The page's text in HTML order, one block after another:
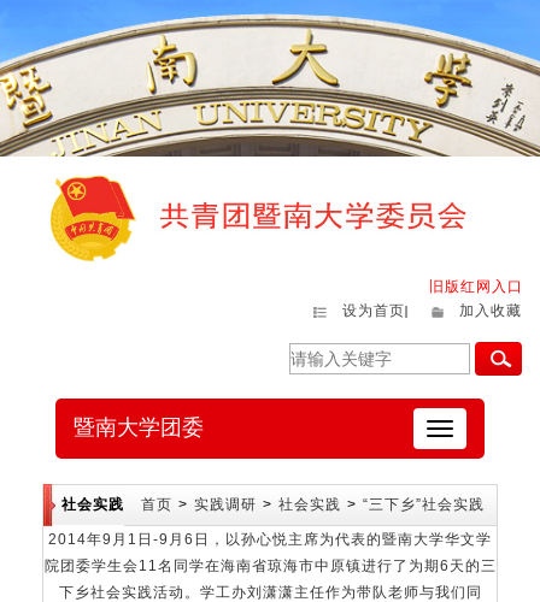
旧版红网入口
设为首页
加入收藏
切
换
航
暨南大学团委
社会实践 首页 > 实践调研 > 社会实践 > “三下乡”社会实践
2014年9月1日-9月6日，以孙心悦主席为代表的暨南大学华文学
院团委学生会11名同学在海南省琼海市中原镇进行了为期6天的三
下乡社会实践活动。学工办刘潇潇主任作为带队老师与我们同